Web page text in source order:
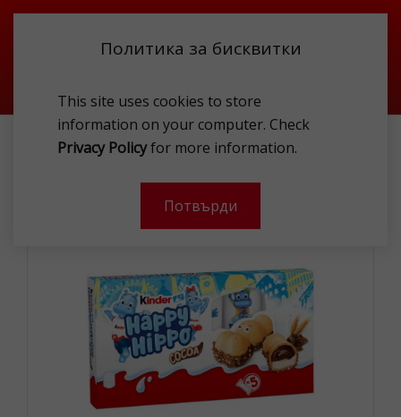
Политика за бисквитки
This site uses cookies to store
information on your computer. Check
Privacy Policyfor more information.
Потвърди
KINDER HAPPY HIPPO CRISPY WAFER 103,5G